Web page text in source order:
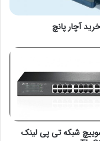
آچار پانچ
شبکه تی پی لینک